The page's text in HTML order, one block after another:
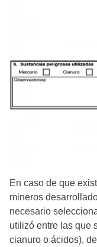
En caso de que
mineros
necesario
utilizó entre las que
cianuro o ácidos),